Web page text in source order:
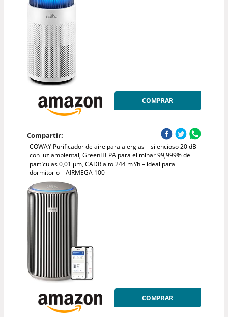
COMPRAR
Compartir:
COWAY Purificador de aire para alergias – silencioso 20 dB
con luz ambiental, GreenHEPA para eliminar 99,999% de
partículas 0,01 µm, CADR alto 244 m³/h – ideal para
dormitorio – AIRMEGA 100
COMPRAR